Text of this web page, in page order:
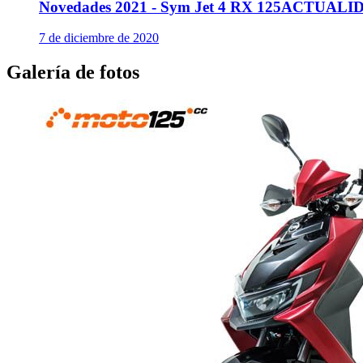
Novedades 2021 - Sym Jet 4 RX 125
7 de diciembre de 2020
Galería de fotos